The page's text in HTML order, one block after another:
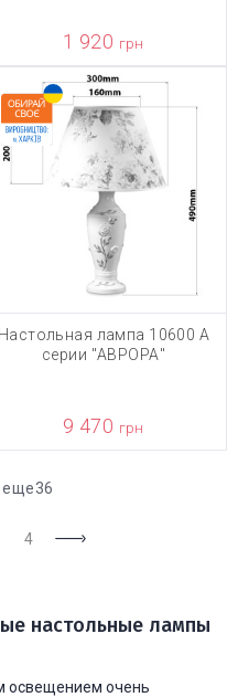
1 920 грн
Настольная лампа 10600 А
серии "АВРОРА"
9 470 грн
еще36
4
настольные лампы
освещением очень